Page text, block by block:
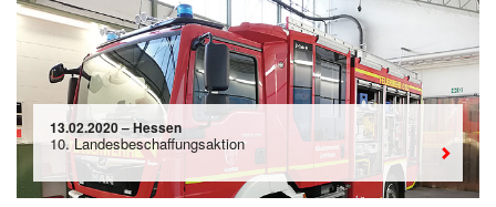
13.02.2020 – Hessen
10. Landesbeschaffungsaktion